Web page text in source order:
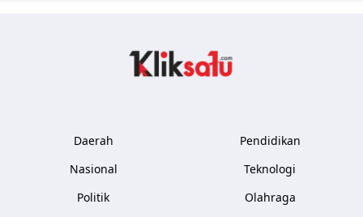
Daerah
Nasional
Politik
Pendidikan
Teknologi
Olahraga